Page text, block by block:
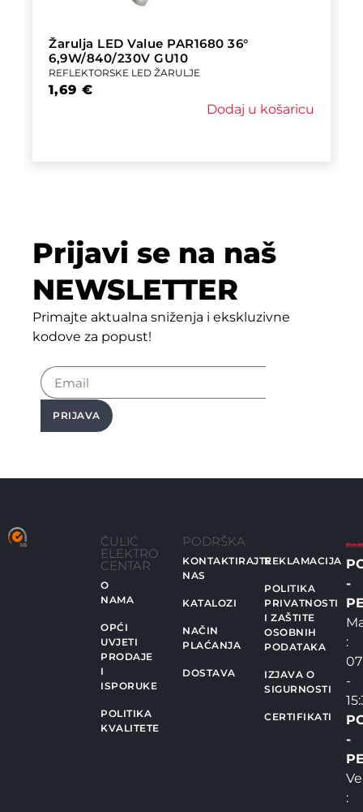
Žarulja LED Value PAR1680 36°
6,9W/840/230V GU10
REFLEKTORSKE LED ŽARULJE
1,69 €
Dodaj u košaricu
Prijavi se na naš
NEWSLETTER
Primajte aktualna sniženja i ekskluzivne
kodove za popust!
PRIJAVA
ČULIĆ
ELEKTRO
CENTAR
O
NAMA
OPĆI
UVJETI
PRODAJE
I
ISPORUKE
POLITIKA
KVALITETE
PODRŠKA
KONTAKTIRAJTE
NAS
KATALOZI
NAČIN
PLAĆANJA
DOSTAVA
REKLAMACIJA
POLITIKA
PRIVATNOSTI
I ZAŠTITE
OSOBNIH
PODATAKA
IZJAVA O
SIGURNOSTI
CERTIFIKATI
-
:
-
-
: